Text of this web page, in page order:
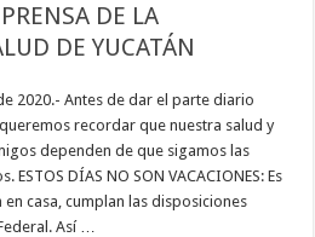
DE LA
DE YUCATÁN
2020.- Antes de dar el parte diario
recordar que nuestra salud y
dependen de que sigamos las
DÍAS NO SON VACACIONES: Es
casa, cumplan las disposiciones
Así …